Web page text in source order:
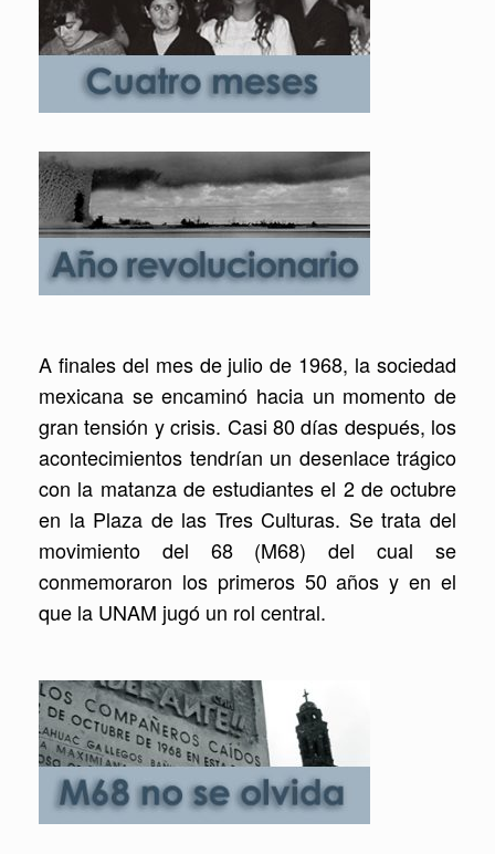
A finales del mes de julio de 1968, la sociedad
mexicana se encaminó hacia un momento de
gran tensión y crisis. Casi 80 días después, los
acontecimientos tendrían un desenlace trágico
con la matanza de estudiantes el 2 de octubre
en la Plaza de las Tres Culturas. Se trata del
movimiento del 68 (M68) del cual se
conmemoraron los primeros 50 años y en el
que la UNAM jugó un rol central.